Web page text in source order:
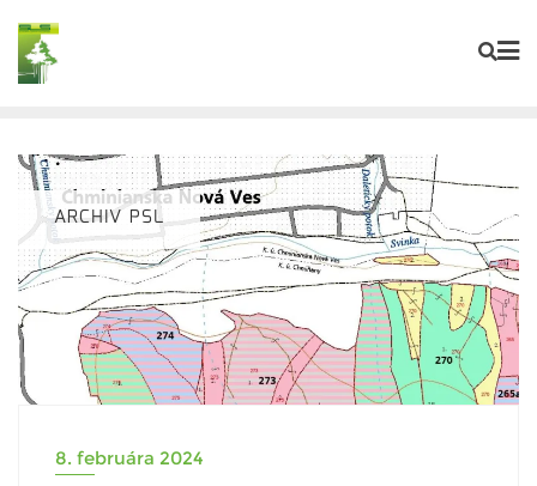
ARCHIV PSL
8. februára 2024